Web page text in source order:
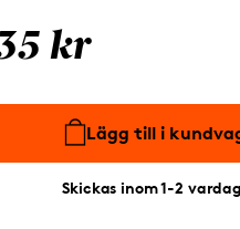
kr
Lägg till i
Skickas inom 1-2